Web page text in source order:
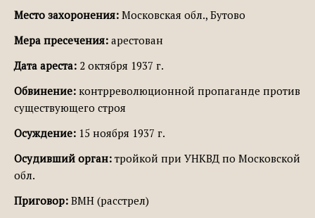
Место захоронения: Московская обл., Бутово
Мера пресечения: арестован
Дата ареста: 2 октября 1937 г.
Обвинение: контрреволюционной пропаганде против
существующего строя
Осуждение: 15 ноября 1937 г.
Осудивший орган: тройкой при УНКВД по Московской
обл.
Приговор: ВМН (расстрел)